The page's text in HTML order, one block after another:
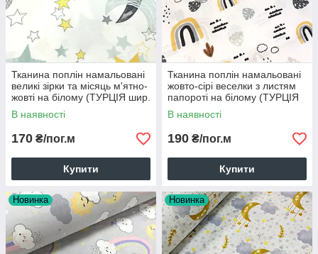
Тканина поплін намальовані
великі зірки та місяць м'ятно-
жовті на білому (ТУРЦІЯ шир.
2,4 м) (R-S-0421)
В наявності
170 ₴/пог.м
Купити
Тканина поплін намальовані
жовто-сірі веселки з листям
папороті на білому (ТУРЦІЯ
шир. 2,4 м) (R-T-0239)
В наявності
190 ₴/пог.м
Купити
Новинка Новинка